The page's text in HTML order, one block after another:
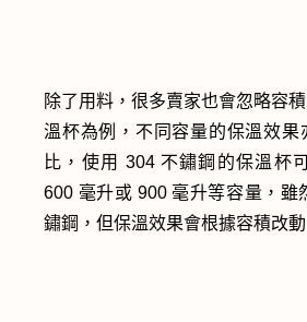
除了用料，很多賣家也會忽略容
溫杯為例，不同容量的保溫效果
比，使用 304 不鏽鋼的保溫杯
600 毫升或 900 毫升等容量，雖
鏽鋼，但保溫效果會根據容積改動